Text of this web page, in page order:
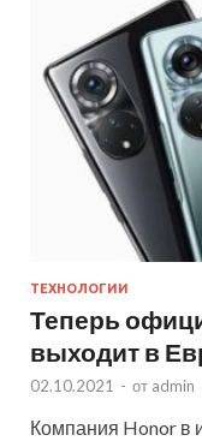
ТЕХНОЛОГИИ
Теперь
выходит в
02.10.2021 - от admin
Компания Honor в